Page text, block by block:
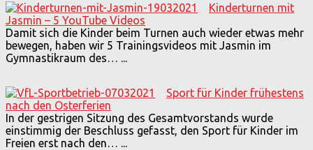
Kinderturnen mit
Jasmin – 5 YouTube Videos
Damit sich die Kinder beim Turnen auch wieder etwas mehr
bewegen, haben wir 5 Trainingsvideos mit Jasmin im
Gymnastikraum des… ...
Sport für Kinder frühestens
nach den Osterferien
In der gestrigen Sitzung des Gesamtvorstands wurde
einstimmig der Beschluss gefasst, den Sport für Kinder im
Freien erst nach den… ...